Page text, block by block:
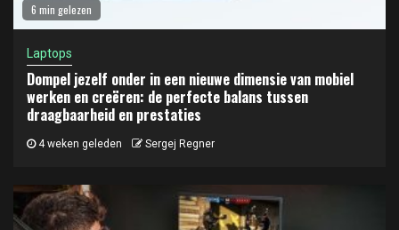
6 min gelezen
Laptops
Dompel jezelf onder in een nieuwe dimensie van mobiel
werken en creëren: de perfecte balans tussen
draagbaarheid en prestaties
4 weken geleden Sergej Regner